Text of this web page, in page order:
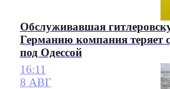
Обслуживавшая
Германию компания теряет
под Одессой
16:11
8 АВГ